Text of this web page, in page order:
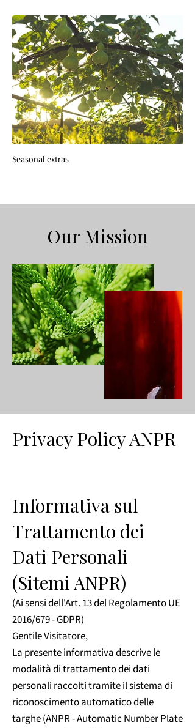
Seasonal extras
Our Mission
Privacy Policy ANPR
Informativa sul
Trattamento dei
Dati Personali
(Sitemi ANPR)
(Ai sensi dell'Art. 13 del Regolamento UE
2016/679 - GDPR)
Gentile Visitatore,
La presente informativa descrive le
modalità di trattamento dei dati
personali raccolti tramite il sistema di
riconoscimento automatico delle
targhe (ANPR - Automatic Number Plate